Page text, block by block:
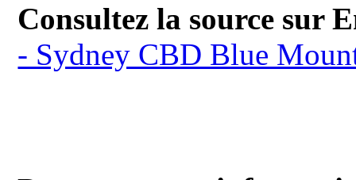
Consultez la source sur
- Sydney CBD Blue